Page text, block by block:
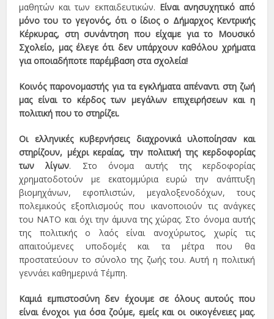
μαθητών και των εκπαιδευτικών. Είναι ανησυχητικό από
μόνο του το γεγονός, ότι ο ίδιος ο Δήμαρχος Κεντρικής
Κέρκυρας, στη συνάντηση που είχαμε για το Μουσικό
Σχολείο, μας έλεγε ότι δεν υπάρχουν καθόλου χρήματα
για οποιαδήποτε παρέμβαση στα σχολεία!
Κοινός παρονομαστής για τα εγκλήματα απέναντι στη ζωή
μας είναι το κέρδος των μεγάλων επιχειρήσεων και η
πολιτική που το στηρίζει.
Οι ελληνικές κυβερνήσεις διαχρονικά υλοποίησαν και
στηρίζουν, μέχρι κεραίας, την πολιτική της κερδοφορίας
των λίγων. Στο όνομα αυτής της κερδοφορίας
χρηματοδοτούν με εκατομμύρια ευρώ την ανάπτυξη
βιομηχάνων, εφοπλιστών, μεγαλοξενοδόχων, τους
πολεμικούς εξοπλισμούς που ικανοποιούν τις ανάγκες
του ΝΑΤΟ και όχι την άμυνα της χώρας. Στο όνομα αυτής
της πολιτικής ο λαός είναι ανοχύρωτος, χωρίς τις
απαιτούμενες υποδομές και τα μέτρα που θα
προστατεύουν το σύνολο της ζωής του. Αυτή η πολιτική
γεννάει καθημερινά Τέμπη.
Καμιά εμπιστοσύνη δεν έχουμε σε όλους αυτούς που
είναι ένοχοι για όσα ζούμε, εμείς και οι οικογένειες μας.